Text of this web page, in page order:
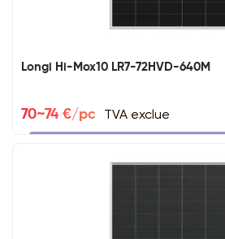
Longi Hi-Mox10 LR7-72HVD-640M
70~74 €/pc TVA exclue